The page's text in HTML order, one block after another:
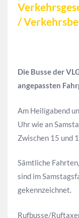
/
Die Busse der
angepassten
Am Heiligabend
Uhr wie an
Zwischen 15 und
Sämtliche
sind im
gekennzeichnet.
Rufbusse/